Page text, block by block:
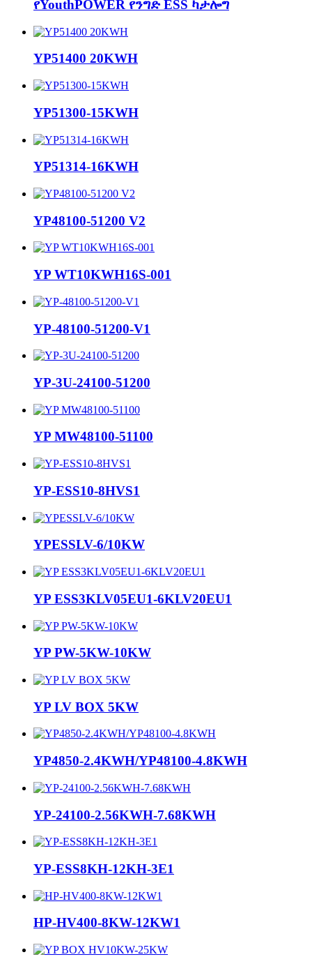
የYouthPOWER የንግድ ESS ካታሎግ
YP51400 20KWH
YP51300-15KWH
YP51314-16KWH
YP48100-51200 V2
YP WT10KWH16S-001
YP-48100-51200-V1
YP-3U-24100-51200
YP MW48100-51100
YP-ESS10-8HVS1
YPESSLV-6/10KW
YP ESS3KLV05EU1-6KLV20EU1
YP PW-5KW-10KW
YP LV BOX 5KW
YP4850-2.4KWH/YP48100-4.8KWH
YP-24100-2.56KWH-7.68KWH
YP-ESS8KH-12KH-3E1
HP-HV400-8KW-12KW1